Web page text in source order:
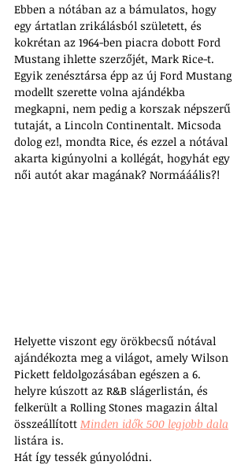
Ebben a nótában az a bámulatos, hogy
egy ártatlan zrikálásból született, és
kokrétan az 1964-ben piacra dobott Ford
Mustang ihlette szerzőjét, Mark Rice-t.
Egyik zenésztársa épp az új Ford Mustang
modellt szerette volna ajándékba
megkapni, nem pedig a korszak népszerű
tutaját, a Lincoln Continentalt. Micsoda
dolog ez!, mondta Rice, és ezzel a nótával
akarta kigúnyolni a kollégát, hogyhát egy
női autót akar magának? Normááális?!
Helyette viszont egy örökbecsű nótával
ajándékozta meg a világot, amely Wilson
Pickett feldolgozásában egészen a 6.
helyre kúszott az R&B slágerlistán, és
felkerült a Rolling Stones magazin által
összeállított Minden idők 500 legjobb dala
listára is.
Hát így tessék gúnyolódni.